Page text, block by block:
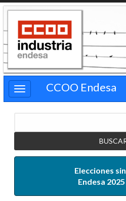
Pasar
contenido
principal
CCOO Endesa
Elecciones
Endesa